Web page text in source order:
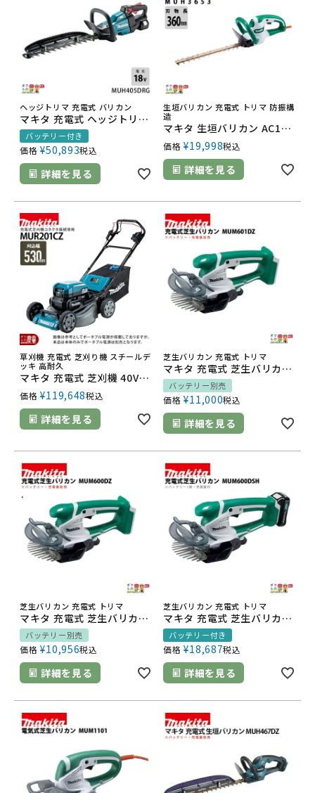
ヘッジトリマ 充電式 バリカン
マキタ 充電式 ヘッジトリマ 18V MUH405DRG エンジン22mLクラスと同等 両刃 400mm 偏角拝み刃仕様 バリカン 3.7kg バッテリー・充電器付属
バッテリー付き
価格 ¥50,893税込
詳細を見る
生垣バリカン 充電式 トリマ 防振構
造
マキタ 生垣バリカン AC100 コンセント MUH3653 360mm トリマ 1.9kg 超低騒音
価格 ¥19,998税込
詳細を見る
草刈機 充電式 芝刈り機 スチールデ
ッキ 高耐久
マキタ 充電式 芝刈機 40Vmax MLM001CZ 刈込み幅 530mm 草刈り 芝刈り 46kg※ポータブル電源PDC1200取付時 本体のみ バッテリ充電器別売 ※コネクタ接続専用品
価格 ¥119,648税込
詳細を見る
芝生バリカン 充電式 トリマ
マキタ 充電式 芝生バリカン 14.4V MUM601DZ ライトバッテリ専用 刈込み幅 160mm 1.4kg 本体のみ バッテリ充電器別売 特殊コーティング刃 やにがつきにくい
バッテリー別売
価格 ¥11,000税込
詳細を見る
芝生バリカン 充電式 トリマ
マキタ 充電式 芝生バリカン 10.8V MUM600DZ スライド式 刈込み幅 160mm トリマ 1.2kg 本体のみ バッテリ充電器別売 特殊コーティング刃 やにがつきにくい
バッテリー別売
価格 ¥10,956税込
詳細を見る
芝生バリカン 充電式 トリマ
マキタ 充電式 芝生バリカン 10.8V MUM600DSH スライド式 刈込み幅 160mm トリマ 1.2kg バッテリー・充電器付属 特殊コーティング刃 やにがつきにくくサビにくい
バッテリー付き
価格 ¥18,687税込
詳細を見る